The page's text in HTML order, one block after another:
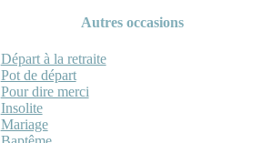
Autres occasions
Départ à la retraite
Pot de départ
Pour dire merci
Insolite
Mariage